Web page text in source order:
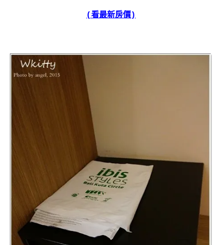
(看最新房價)